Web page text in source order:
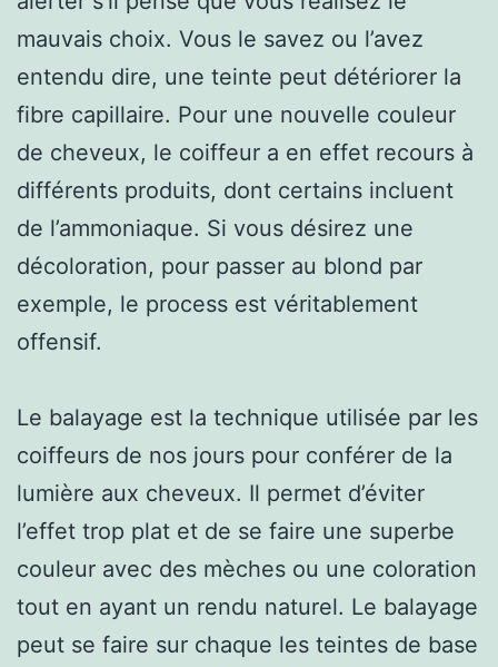
mauvais choix. Vous le savez ou l’avez
entendu dire, une teinte peut détériorer la
fibre capillaire. Pour une nouvelle couleur
de cheveux, le coiffeur a en effet recours à
différents produits, dont certains incluent
de l’ammoniaque. Si vous désirez une
décoloration, pour passer au blond par
exemple, le process est véritablement
offensif.
Le balayage est la technique utilisée par les
coiffeurs de nos jours pour conférer de la
lumière aux cheveux. Il permet d’éviter
l’effet trop plat et de se faire une superbe
couleur avec des mèches ou une coloration
tout en ayant un rendu naturel. Le balayage
peut se faire sur chaque les teintes de base